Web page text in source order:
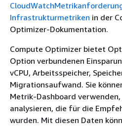
Infrastrukturmetriken in der
Optimizer-Dokumentation.
Compute Optimizer bietet
Option verbundenen
vCPU, Arbeitsspeicher,
Migrationsaufwand. Sie
Metrik-Dashboard
analysieren, die für die
wurden. Mit diesen Daten